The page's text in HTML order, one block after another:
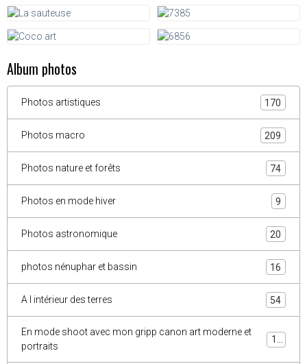
Album photos
Photos artistiques 170
Photos macro 209
Photos nature et forêts 74
Photos en mode hiver 9
Photos astronomique 20
photos nénuphar et bassin 16
A l intérieur des terres 54
En mode shoot avec mon gripp canon art moderne et
portraits